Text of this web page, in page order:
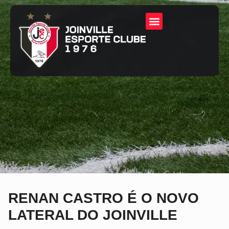
RENAN CASTRO É O NOVO
LATERAL DO JOINVILLE